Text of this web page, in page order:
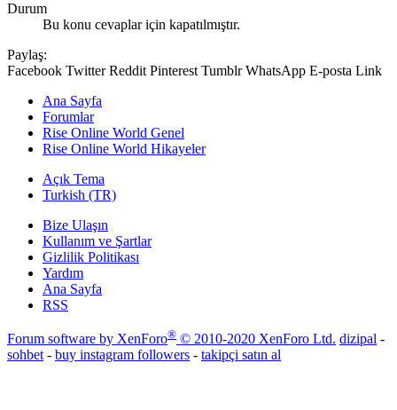
Durum
Bu konu cevaplar için kapatılmıştır.
Paylaş:
Facebook Twitter Reddit Pinterest Tumblr WhatsApp E-posta Link
Ana Sayfa
Forumlar
Rise Online World Genel
Rise Online World Hikayeler
Açık Tema
Turkish (TR)
Bize Ulaşın
Kullanım ve Şartlar
Gizlilik Politikası
Yardım
Ana Sayfa
RSS
Forum software by XenForo® © 2010-2020 XenForo Ltd. dizipal -
sohbet - buy instagram followers - takipçi satın al